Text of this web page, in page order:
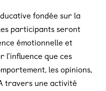
fondée sur la
participants seront
émotionnelle et
que ces
les opinions,
travers une activité